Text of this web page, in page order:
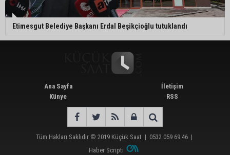
Etimesgut Belediye Başkanı Erdal Beşikçioğlu tutuklandı
Ana Sayfa
Künye
İletişim
RSS
Tüm Hakları Saklıdır © 2019 Küçük Saat | 0532 059 69 46 |
Haber Scripti